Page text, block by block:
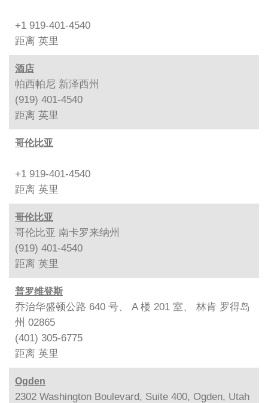
+1 919-401-4540
距离 英里
酒店
帕西帕尼 新泽西州
(919) 401-4540
距离 英里
哥伦比亚
+1 919-401-4540
距离 英里
哥伦比亚
哥伦比亚 南卡罗来纳州
(919) 401-4540
距离 英里
普罗维登斯
乔治华盛顿公路 640 号、 A 楼 201 室、 林肯 罗得岛
州 02865
(401) 305-6775
距离 英里
Ogden
2302 Washington Boulevard, Suite 400, Ogden, Utah